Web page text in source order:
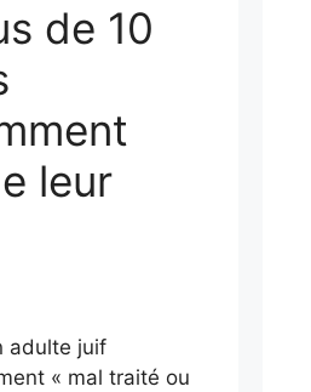
de 10
leur
adulte juif
« mal traité ou